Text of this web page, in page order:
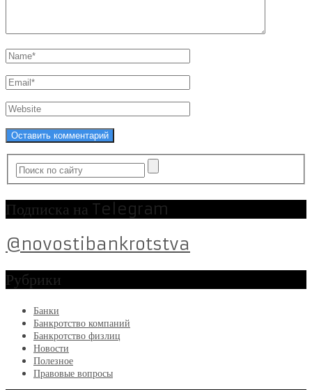
Подписка на Telegram
@novostibankrotstva
Рубрики
Банки
Банкротство компаний
Банкротство физлиц
Новости
Полезное
Правовые вопросы